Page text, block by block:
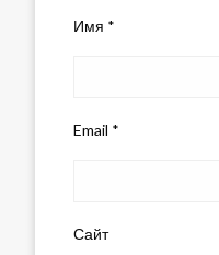
Имя *
Email *
Сайт